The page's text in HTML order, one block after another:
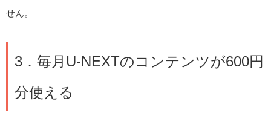
せん。
3．毎月U-NEXTのコンテンツが600円
分使える